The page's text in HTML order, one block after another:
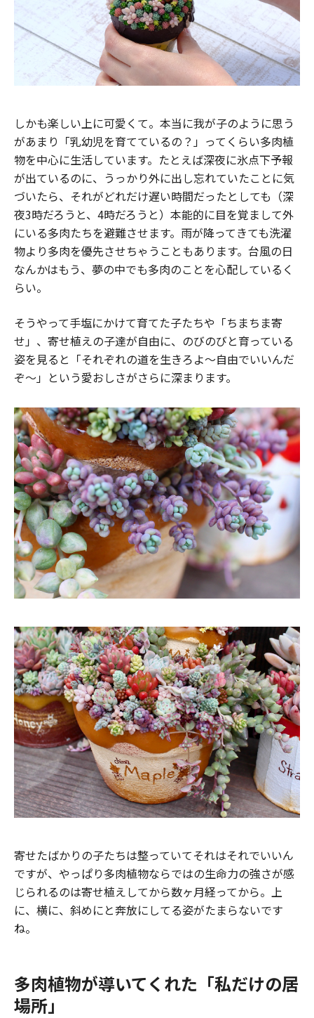
しかも楽しい上に可愛くて。本当に我が子のように思う
があまり「乳幼児を育てているの？」ってくらい多肉植
物を中心に生活しています。たとえば深夜に氷点下予報
が出ているのに、うっかり外に出し忘れていたことに気
づいたら、それがどれだけ遅い時間だったとしても（深
夜3時だろうと、4時だろうと）本能的に目を覚まして外
にいる多肉たちを避難させます。雨が降ってきても洗濯
物より多肉を優先させちゃうこともあります。台風の日
なんかはもう、夢の中でも多肉のことを心配しているく
らい。
そうやって手塩にかけて育てた子たちや「ちまちま寄
せ」、寄せ植えの子達が自由に、のびのびと育っている
姿を見ると「それぞれの道を生きろよ〜自由でいいんだ
ぞ〜」という愛おしさがさらに深まります。
寄せたばかりの子たちは整っていてそれはそれでいいん
ですが、やっぱり多肉植物ならではの生命力の強さが感
じられるのは寄せ植えしてから数ヶ月経ってから。上
に、横に、斜めにと奔放にしてる姿がたまらないです
ね。
多肉植物が導いてくれた「私だけの居
場所」